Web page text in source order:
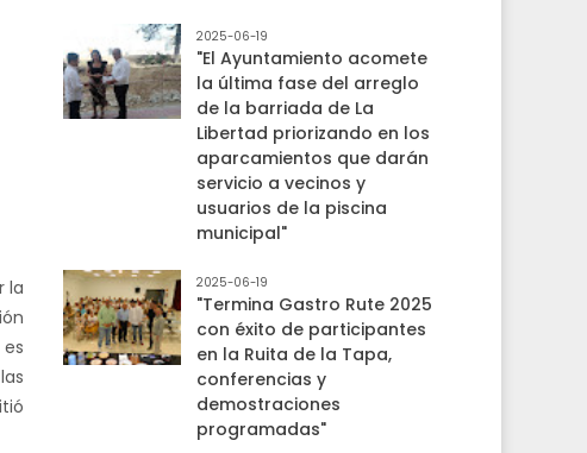
la
2025-06-19
"El Ayuntamiento acomete
la última fase del arreglo
de la barriada de La
Libertad priorizando en los
aparcamientos que darán
servicio a vecinos y
usuarios de la piscina
municipal"
2025-06-19
"Termina Gastro Rute 2025
con éxito de participantes
en la Ruita de la Tapa,
conferencias y
demostraciones
programadas"